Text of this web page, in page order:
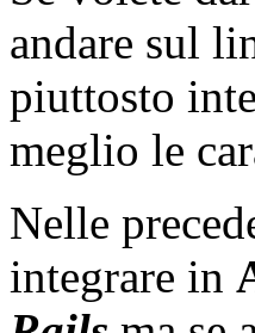
andare sul
piuttosto
meglio le
Nelle
integrare in